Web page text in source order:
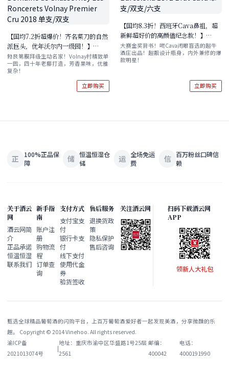
【国均7.2折超爆价！齐名菜刀的自然
派巨头，优年沃尔内一级园！】
Frederic Cossard Domaine de
Chassorney Les Roncerets
Volnay Premier Cru 2018 单支/双
勃艮第膜拜级生动名家！Volnay村精致单
一园，四十年老藤打造，芳香果味，优雅
复杂！
立即购买
【国均8.3折！西班牙Cava鼻祖，超
新鲜超好价的高颜值纪念款！】
Codorniu Cuvee Barcelona 1872
Brut Cava 单支/双支/六支
大赛金奖背书！喝Cava闭眼盲选的超牛
酒庄出品！超靓设计瓶身，内外兼修的爆
款明星！
立即购买
正
100%正品保
障
储 恒温恒湿仓
储
运 全场免运
费
信 百万粉丝口碑信
赖
关于酒云
网
酒云网简
介
正品承诺
恒温恒湿
联系我们
新手指
南
账户注
册
购物流
程
订单查
询
支付方式
支付宝支
付
银行卡支
付
线下支付
使用代金
券
验货签收
售后服务
退换货政
策
隐私保护
售后咨询
关注酒云网
扫码下载酒云网
APP
领新人大礼包
甄选全球精品葡萄酒的闪购平台，上百万葡萄酒爱好者一起发现美酒，分享微醺的乐
趣。 Copyright © 2014 Vinehoo. All rights reserved.
渝ICP备
2021013074号
|
地址：重庆市渝中区华盛路1号25层
2561
邮编：
400042
电话：
4000191990